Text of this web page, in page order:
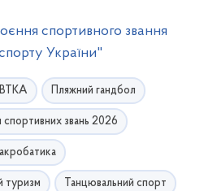
спортивного звання
України"
ВТКА Пляжний гандбол
звань 2026
туризм Танцювальний спорт